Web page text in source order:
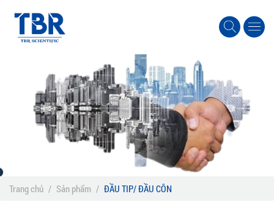
Trang chủ / Sản phẩm / ĐẦU TIP/ ĐẦU CÔN